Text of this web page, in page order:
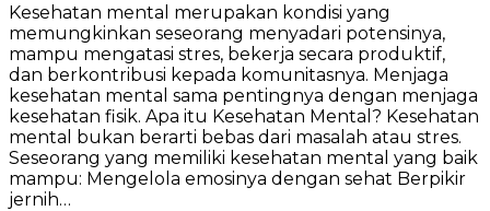
Kesehatan mental merupakan kondisi yang
memungkinkan seseorang menyadari potensinya,
mampu mengatasi stres, bekerja secara produktif,
dan berkontribusi kepada komunitasnya. Menjaga
kesehatan mental sama pentingnya dengan menjaga
kesehatan fisik. Apa itu Kesehatan Mental? Kesehatan
mental bukan berarti bebas dari masalah atau stres.
Seseorang yang memiliki kesehatan mental yang baik
mampu: Mengelola emosinya dengan sehat Berpikir
jernih…